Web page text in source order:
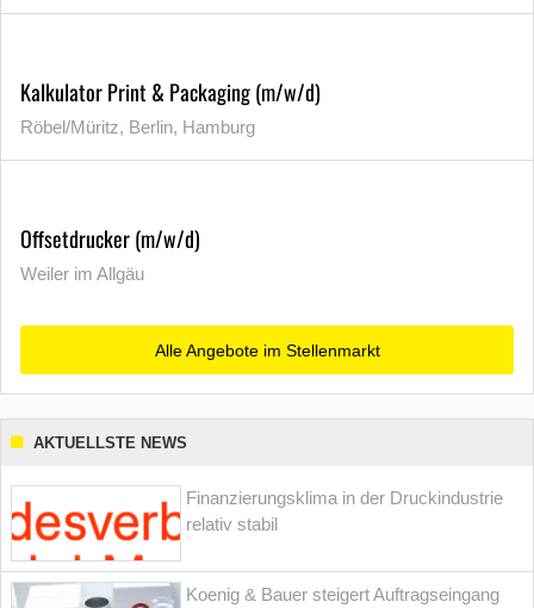
Kalkulator Print & Packaging (m/w/d)
Röbel/Müritz, Berlin, Hamburg
Offsetdrucker (m/w/d)
Weiler im Allgäu
Alle Angebote im Stellenmarkt
AKTUELLSTE NEWS
Finanzierungsklima in der Druckindustrie
relativ stabil
Koenig & Bauer steigert Auftragseingang